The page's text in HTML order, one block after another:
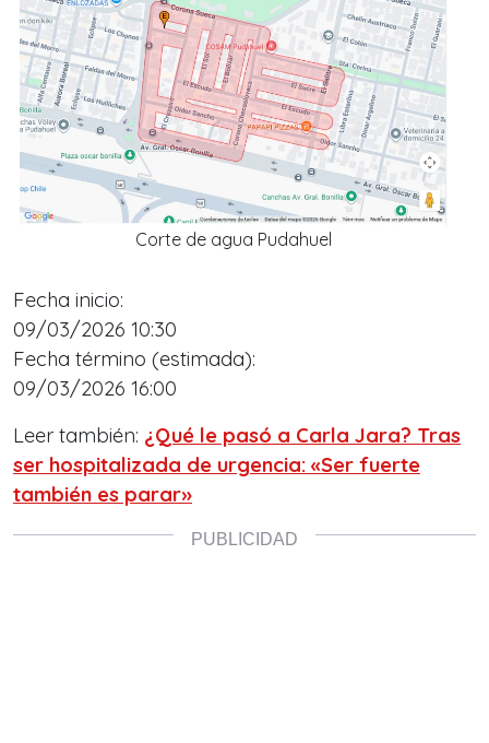
Corte de agua Pudahuel
Fecha inicio:
09/03/2026 10:30
Fecha término (estimada):
09/03/2026 16:00
Leer también: ¿Qué le pasó a Carla Jara? Tras
ser hospitalizada de urgencia: «Ser fuerte
también es parar»